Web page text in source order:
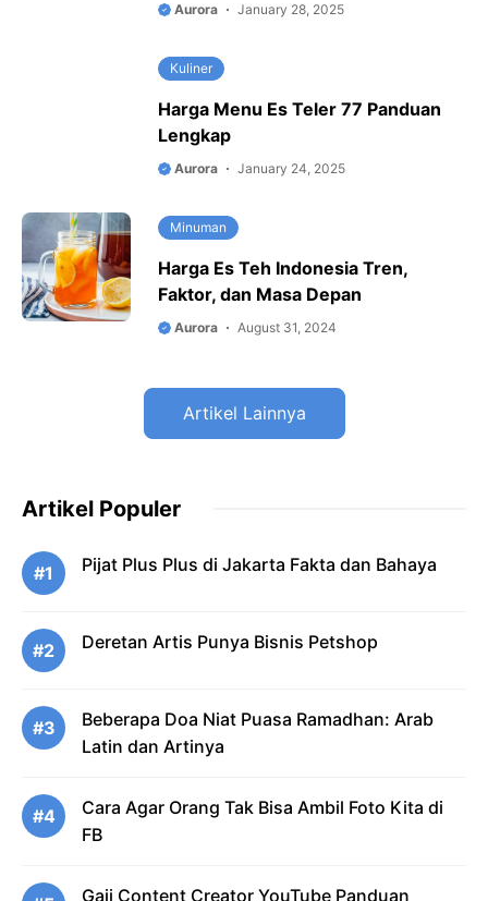
Aurora January 28, 2025
Kuliner
Harga Menu Es Teler 77 Panduan
Lengkap
Aurora January 24, 2025
Minuman
Harga Es Teh Indonesia Tren,
Faktor, dan Masa Depan
Aurora August 31, 2024
Artikel Lainnya
Artikel Populer
#1 Pijat Plus Plus di Jakarta Fakta dan Bahaya
#2 Deretan Artis Punya Bisnis Petshop
#3
Beberapa Doa Niat Puasa Ramadhan: Arab
Latin dan Artinya
#4
Cara Agar Orang Tak Bisa Ambil Foto Kita di
FB
Gaji Content Creator YouTube Panduan